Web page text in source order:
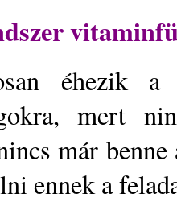
éhezik a
mert
már
ennek a